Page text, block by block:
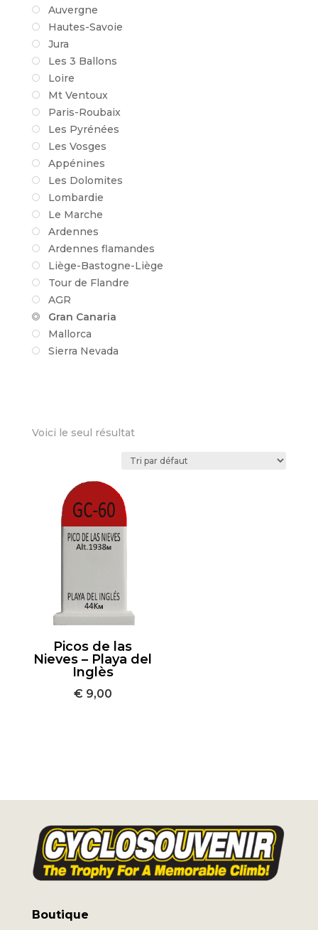
Auvergne
Hautes-Savoie
Jura
Les 3 Ballons
Loire
Mt Ventoux
Paris-Roubaix
Les Pyrénées
Les Vosges
Appénines
Les Dolomites
Lombardie
Le Marche
Ardennes
Ardennes flamandes
Liège-Bastogne-Liège
Tour de Flandre
AGR
Gran Canaria
Mallorca
Sierra Nevada
Voici le seul résultat
Picos de las
Nieves – Playa del
Inglès
€ 9,00
Boutique